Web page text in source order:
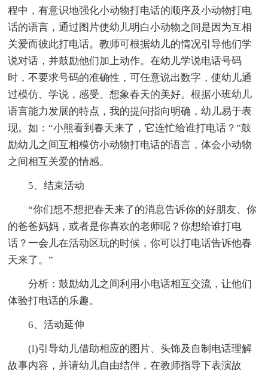
程中，有意识地强化小动物打电话的顺序及小动物打电
话的语言，通过图片使幼儿明白小动物之间是因为互相
关爱而彼此打电话。教师可根据幼儿的情况引导他们学
说对话，并鼓励他们加上动作。在幼儿学说电话号码
时，不要求号码的准确性，可任意说出数字，使幼儿通
过模仿、学说，感受、想象春天的美好。根据小班幼儿
语言能力发展的特点，我的提问指向明确，幼儿易于表
现。如：“小熊看到春天来了，它连忙给谁打电话？”鼓
励幼儿之间互相模仿小动物打电话的语言，体会小动物
之间相互关爱的情感。
5、结束活动
“你们想不想把春天来了的消息告诉你的好朋友、你
的爸爸妈妈，或者是你喜欢的老师呢？你想给谁打电
话？一会儿在活动区玩的时候，你可以打电话告诉他春
天来了。”
分析：鼓励幼儿之间利用小电话相互交流，让他们
体验打电话的乐趣。
6、活动延伸
(l)引导幼儿借助相应的图片、头饰及自制电话理解
故事内容，并请幼儿自由结伴，在教师指导下表演故